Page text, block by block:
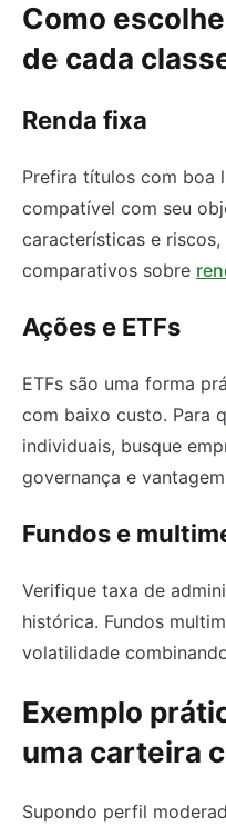
Como
de cada
Renda fixa
Prefira títulos com boa
compatível com seu
características e
comparativos sobre
Ações e ETFs
ETFs são uma forma
com baixo custo. Para
individuais, busque
governança e
Fundos e
Verifique taxa de
histórica. Fundos
volatilidade
Exemplo
uma carteira
Supondo perfil